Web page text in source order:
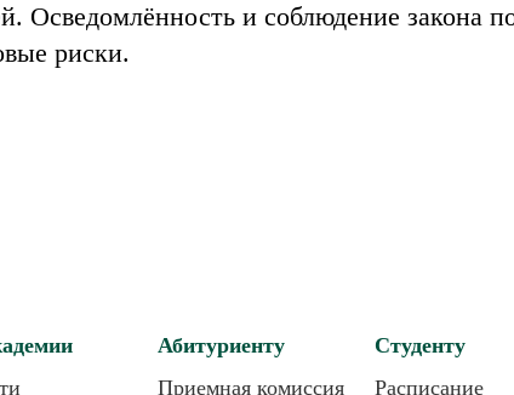
Осведомлённость и соблюдение закона
риски.
Абитуриенту
Приемная комиссия
Студенту
Расписание